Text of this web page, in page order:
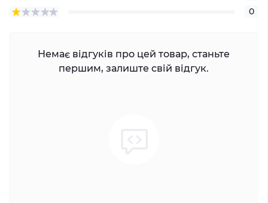
0
Немає відгуків про цей товар, станьте
першим, залиште свій відгук.